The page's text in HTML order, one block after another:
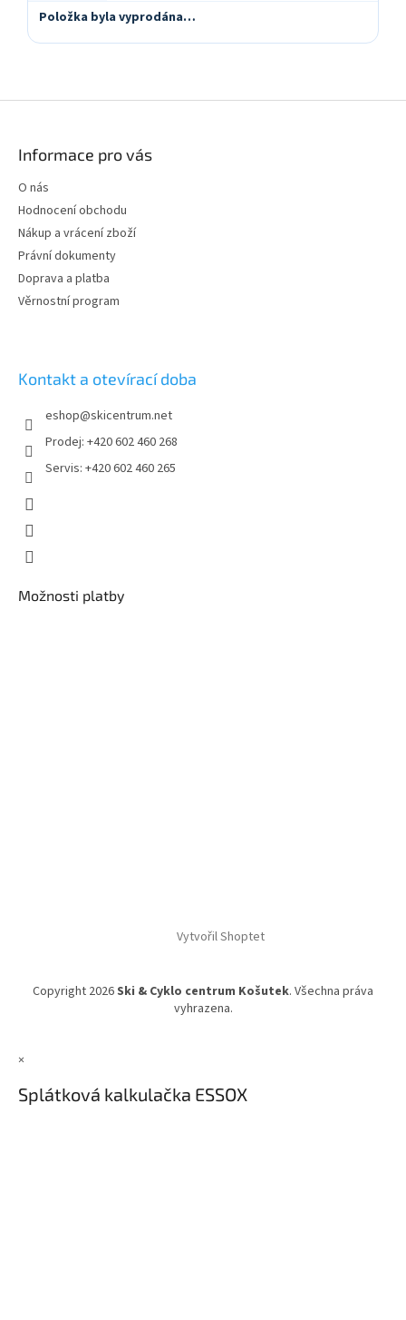
Položka byla vyprodána…
Informace pro vás
O nás
Hodnocení obchodu
Nákup a vrácení zboží
Právní dokumenty
Doprava a platba
Věrnostní program
Kontakt a otevírací doba
eshop@skicentrum.net
Prodej: +420 602 460 268
Servis: +420 602 460 265
Možnosti platby
Vytvořil Shoptet
Copyright 2026Ski & Cyklo centrum Košutek. Všechna práva
vyhrazena.
×
Splátková kalkulačka ESSOX